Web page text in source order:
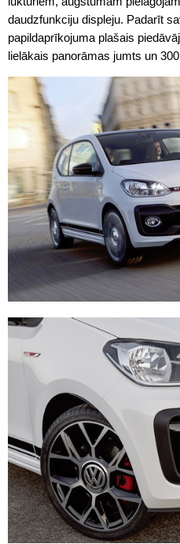
daudzfunkciju displeju. Padarīt
papildaprīkojuma plašais
lielākais panorāmas jumts un